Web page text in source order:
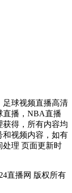
足球视频直播高清
直播，NBA直播
得，所有内容均
和视频内容，如有
处理 页面更新时
直播网 版权所有